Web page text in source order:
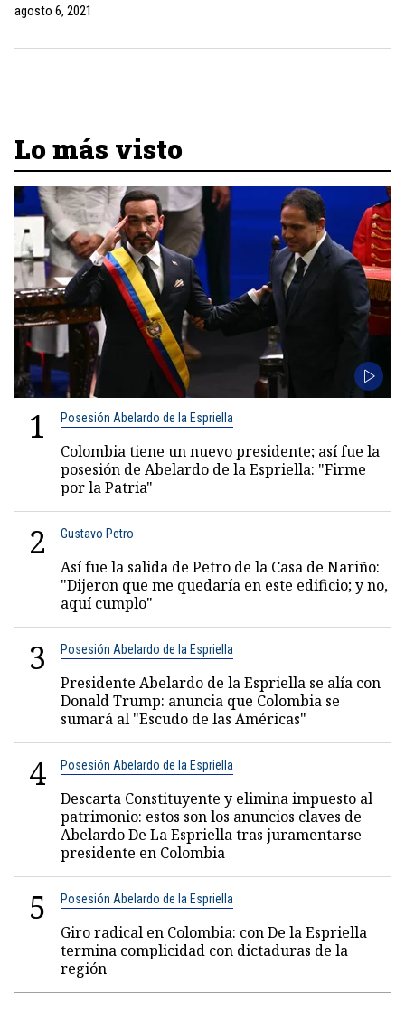
agosto 6, 2021
Lo más visto
1 Posesión Abelardo de la Espriella
Colombia tiene un nuevo presidente; así fue la
posesión de Abelardo de la Espriella: "Firme
por la Patria"
2 Gustavo Petro
Así fue la salida de Petro de la Casa de Nariño:
"Dijeron que me quedaría en este edificio; y no,
aquí cumplo"
3 Posesión Abelardo de la Espriella
Presidente Abelardo de la Espriella se alía con
Donald Trump: anuncia que Colombia se
sumará al "Escudo de las Américas"
4 Posesión Abelardo de la Espriella
Descarta Constituyente y elimina impuesto al
patrimonio: estos son los anuncios claves de
Abelardo De La Espriella tras juramentarse
presidente en Colombia
5 Posesión Abelardo de la Espriella
Giro radical en Colombia: con De la Espriella
termina complicidad con dictaduras de la
región